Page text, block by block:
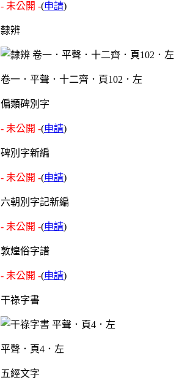
- 未公開 -(申請)
隸辨
卷一．平聲．十二齊．頁102．左
偏類碑別字
- 未公開 -(申請)
碑別字新編
- 未公開 -(申請)
六朝別字記新編
- 未公開 -(申請)
敦煌俗字譜
- 未公開 -(申請)
干祿字書
平聲．頁4．左
五經文字